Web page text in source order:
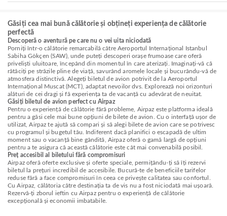
Găsiți cea mai bună călătorie și obțineți experiența de călătorie
perfectă
Descoperă o aventură pe care nu o vei uita niciodată
Porniți într-o călătorie remarcabilă către Aeroportul Internațional Istanbul
Sabiha Gökçen (SAW), unde puteți descoperi orașe frumoase care oferă
priveliști uluitoare, începând din momentul în care aterizați. Imaginați-vă că
rătăciți pe străzile pline de viață, savurând aromele locale și bucurându-vă de
atmosfera distinctivă. Alegeți biletul de avion potrivit de la Aeroportul
Internațional Muscat (MCT), adaptat nevoilor dvs. Explorează noi orizonturi
alături de cei dragi și fă experiența ta de vacanță cu adevărat de neuitat.
Găsiți biletul de avion perfect cu Airpaz
Pentru o experiență de călătorie fără probleme, Airpaz este platforma ideală
pentru a găsi cele mai bune opțiuni de bilete de avion. Cu o interfață ușor de
utilizat, Airpaz te ajută să compari și să alegi bilete de avion care se potrivesc
cu programul și bugetul tău. Indiferent dacă planifici o escapadă de ultim
moment sau o vacanță bine gândită, Airpaz oferă o gamă largă de opțiuni
pentru a te asigura că această călătorie este cât mai convenabilă posibil.
Preț accesibil al biletului fără compromisuri
Airpaz oferă oferte exclusive și oferte speciale, permițându-ți să îți rezervi
biletul la prețuri incredibil de accesibile. Bucură-te de beneficiile tarifelor
reduse fără a face compromisuri în ceea ce privește calitatea sau confortul.
Cu Airpaz, călătoria către destinația ta de vis nu a fost niciodată mai ușoară.
Rezervă-ți zborul ieftin cu Airpaz pentru o experiență de călătorie
excepțională și economii imbatabile.